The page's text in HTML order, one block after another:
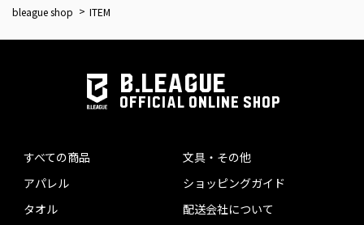
bleague shop ITEM
B.LEAGUE
OFFICIAL ONLINE SHOP
すべての商品
アパレル
タオル
文具・その他
ショッピングガイド
配送会社について